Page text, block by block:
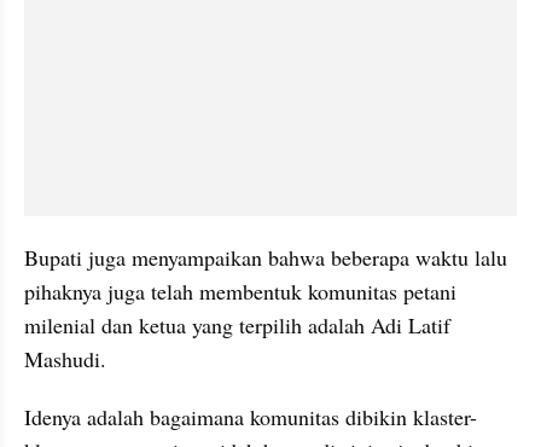
Bupati juga menyampaikan bahwa beberapa waktu lalu
pihaknya juga telah membentuk komunitas petani
milenial dan ketua yang terpilih adalah Adi Latif
Mashudi.
Idenya adalah bagaimana komunitas dibikin klaster-